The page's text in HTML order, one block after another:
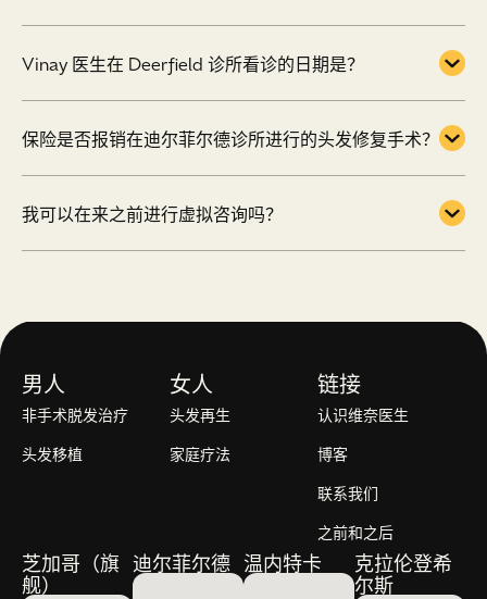
Vinay 医生在 Deerfield 诊所看诊的日期是？
保险是否报销在迪尔菲尔德诊所进行的头发修复手术？
我可以在来之前进行虚拟咨询吗？
男人
非手术脱发治疗
头发移植
女人
头发再生
家庭疗法
链接
认识维奈医生
博客
联系我们
之前和之后
芝加哥（旗
舰）
迪尔菲尔德 温内特卡
克拉伦登希
尔斯